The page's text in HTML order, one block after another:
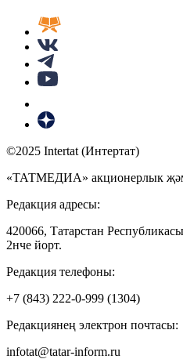
©2025 Intertat (Интертат)
«ТАТМЕДИА» акционерлык
Редакция адресы:
420066, Татарстан
2нче йорт.
Редакция телефоны:
+7 (843) 222-0-999 (1304)
Редакциянең электрон почтасы:
infotat@tatar-inform.ru